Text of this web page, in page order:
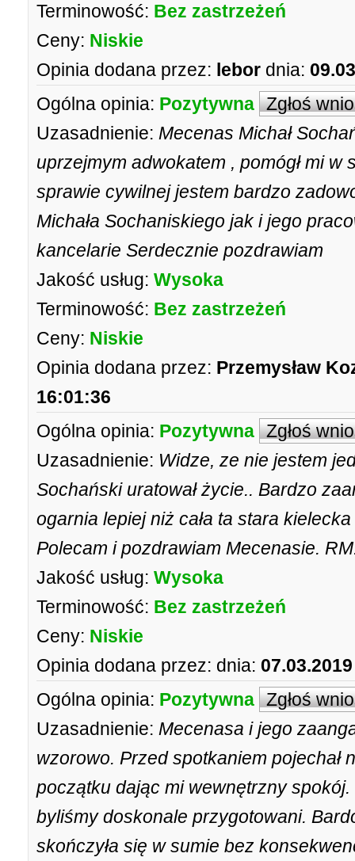
Terminowość: Bez zastrzeżeń
Ceny: Niskie
Opinia dodana przez: lebor dnia:
Ogólna opinia: Pozytywna Zgłoś
Uzasadnienie: Mecenas Michał
uprzejmym adwokatem , pomógł mi w
sprawie cywilnej jestem bardzo
Michała Sochaniskiego jak i jego
kancelarie Serdecznie pozdrawiam
Jakość usług: Wysoka
Terminowość: Bez zastrzeżeń
Ceny: Niskie
Opinia dodana przez: Przemysław
16:01:36
Ogólna opinia: Pozytywna Zgłoś
Uzasadnienie: Widze, ze nie jestem
Sochański uratował życie.. Bardzo
ogarnia lepiej niż cała ta stara
Polecam i pozdrawiam Mecenasie.
Jakość usług: Wysoka
Terminowość: Bez zastrzeżeń
Ceny: Niskie
Opinia dodana przez: dnia:
Ogólna opinia: Pozytywna Zgłoś
Uzasadnienie: Mecenasa i jego
wzorowo. Przed spotkaniem pojechał
początku dając mi wewnętrzny
byliśmy doskonale przygotowani.
skończyła się w sumie bez